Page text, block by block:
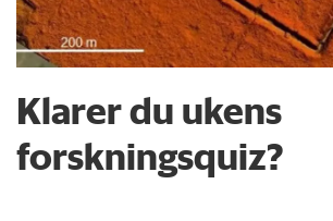
Klarer du ukens
forskningsquiz?